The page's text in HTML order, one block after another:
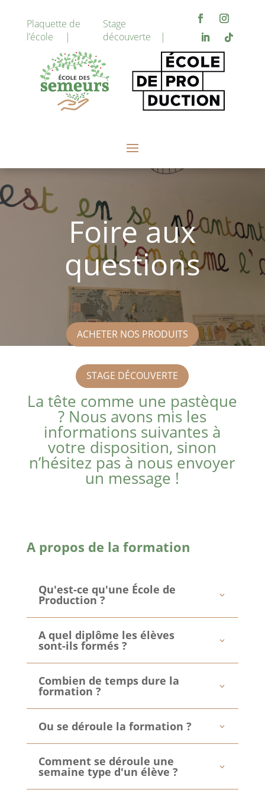
Plaquette de
l’école |
Stage
découverte |
Foire aux
questions
ACHETER NOS PRODUITS
STAGE DÉCOUVERTE
La tête comme une pastèque
? Nous avons mis les
informations suivantes à
votre disposition, sinon
n’hésitez pas à nous envoyer
un message !
A propos de la formation
Qu'est-ce qu'une École de
Production ?
A quel diplôme les élèves
sont-ils formés ?
Combien de temps dure la
formation ?
Ou se déroule la formation ?
Comment se déroule une
semaine type d'un élève ?